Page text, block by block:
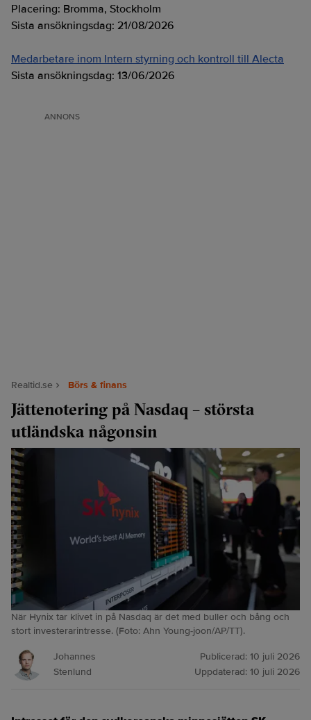
Placering: Bromma, Stockholm
Sista ansökningsdag: 21/08/2026
Medarbetare inom Intern styrning och kontroll till Alecta
Sista ansökningsdag: 13/06/2026
ANNONS
Realtid.se Börs & finans
Jättenotering på Nasdaq – största
utländska någonsin
När Hynix tar klivet in på Nasdaq är det med buller och bång och
stort investerarintresse. (Foto: Ahn Young-joon/AP/TT).
Johannes
Stenlund
Publicerad: 10 juli 2026
Uppdaterad: 10 juli 2026